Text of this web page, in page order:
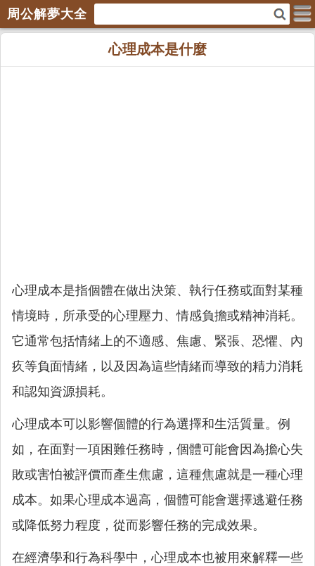
周公解夢大全
心理成本是什麼
心理成本是指個體在做出決策、執行任務或面對某種
情境時，所承受的心理壓力、情感負擔或精神消耗。
它通常包括情緒上的不適感、焦慮、緊張、恐懼、內
疚等負面情緒，以及因為這些情緒而導致的精力消耗
和認知資源損耗。
心理成本可以影響個體的行為選擇和生活質量。例
如，在面對一項困難任務時，個體可能會因為擔心失
敗或害怕被評價而產生焦慮，這種焦慮就是一種心理
成本。如果心理成本過高，個體可能會選擇逃避任務
或降低努力程度，從而影響任務的完成效果。
在經濟學和行為科學中，心理成本也被用來解釋一些